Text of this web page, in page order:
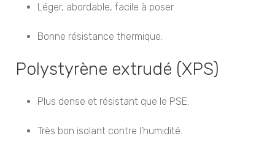
Léger, abordable, facile à poser.
Bonne résistance thermique.
Polystyrène extrudé (XPS)
Plus dense et résistant que le PSE.
Très bon isolant contre l’humidité.